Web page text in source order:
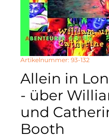
Artikelnummer: 93-132
Allein in
- über
und
Booth